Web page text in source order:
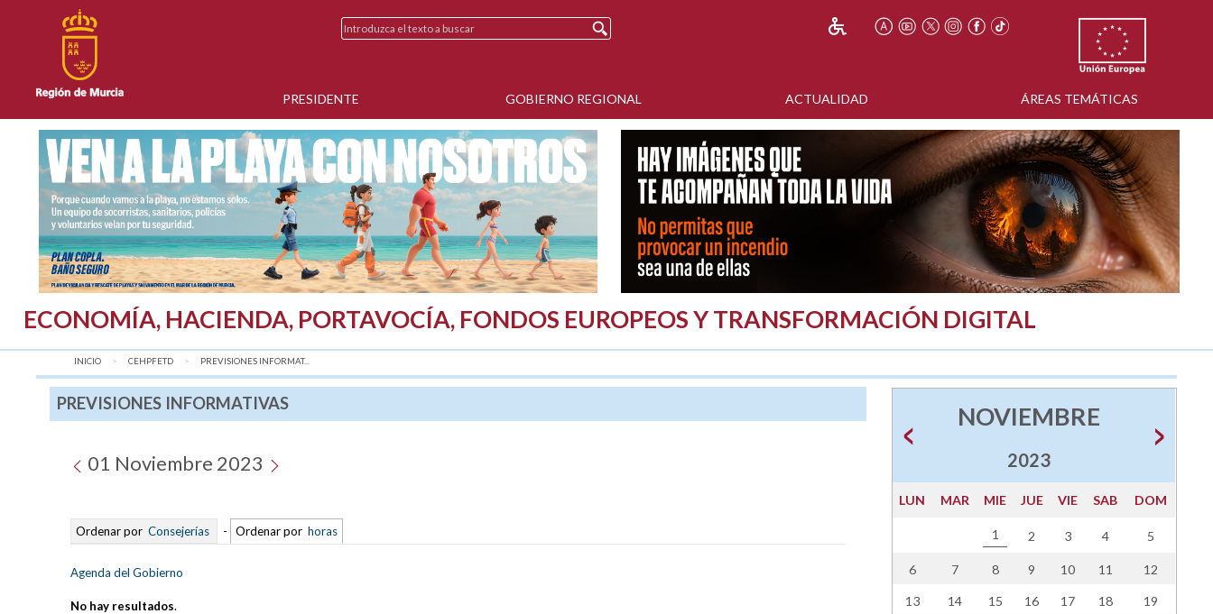
PRESIDENTE GOBIERNO REGIONAL ACTUALIDAD ÁREAS TEMÁTICAS
ECONOMÍA, HACIENDA, PORTAVOCÍA, FONDOS EUROPEOS Y TRANSFORMACIÓN DIGITAL
INICIO CEHPFETD AQUÍ:
PREVISIONES INFORMAT...
PREVISIONES INFORMATIVAS
01 Noviembre 2023
Ordenar por Consejerías - Ordenar por horas
Agenda del Gobierno
No hay resultados.
NOVIEMBRE
2023
LUN MAR MIE JUE VIE SAB DOM
1 2 3 4 5
6 7 8 9 10 11 12
13 14 15 16 17 18 19